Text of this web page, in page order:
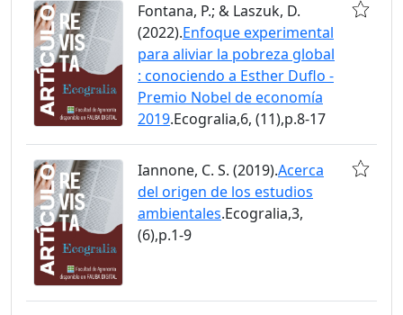
Fontana, P.; & Laszuk, D.
(2022).Enfoque experimental
para aliviar la pobreza global
: conociendo a Esther Duflo -
Premio Nobel de economía
2019.Ecogralia,6, (11),p.8-17
Iannone, C. S. (2019).Acerca
del origen de los estudios
ambientales.Ecogralia,3,
(6),p.1-9